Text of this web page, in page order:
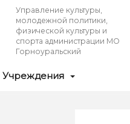
Управление культуры,
молодежной политики,
физической культуры и
спорта администрации МО
Горноуральский
Учреждения